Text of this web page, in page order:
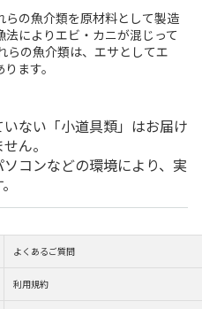
の魚介類を原材料として製造
によりエビ・カニが混じって
らの魚介類は、エサとしてエ
ます。
ない「小道具類」はお届け
ん。
コンなどの環境により、実
よくあるご質問
利用規約